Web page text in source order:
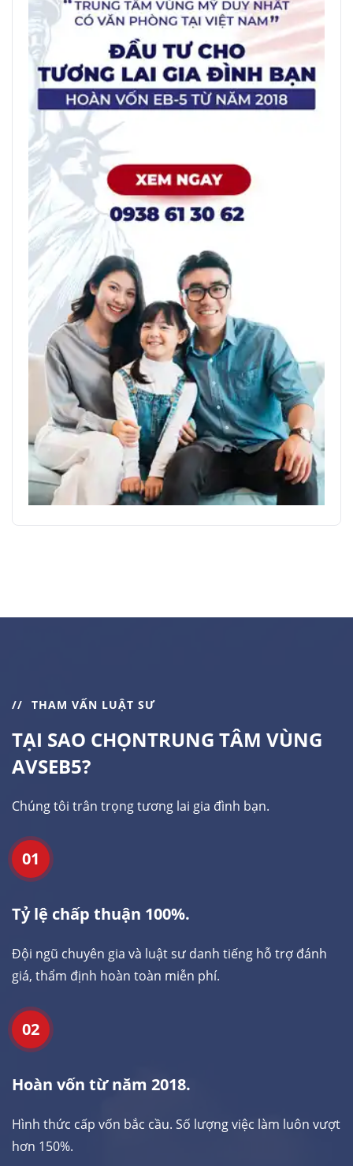
THAM VẤN LUẬT SƯ
TẠI SAO CHỌNTRUNG TÂM VÙNG
AVSEB5?
Chúng tôi trân trọng tương lai gia đình bạn.
01
Tỷ lệ chấp thuận 100%.
Đội ngũ chuyên gia và luật sư danh tiếng hỗ trợ đánh
giá, thẩm định hoàn toàn miễn phí.
02
Hoàn vốn từ năm 2018.
Hình thức cấp vốn bắc cầu. Số lượng việc làm luôn vượt
hơn 150%.